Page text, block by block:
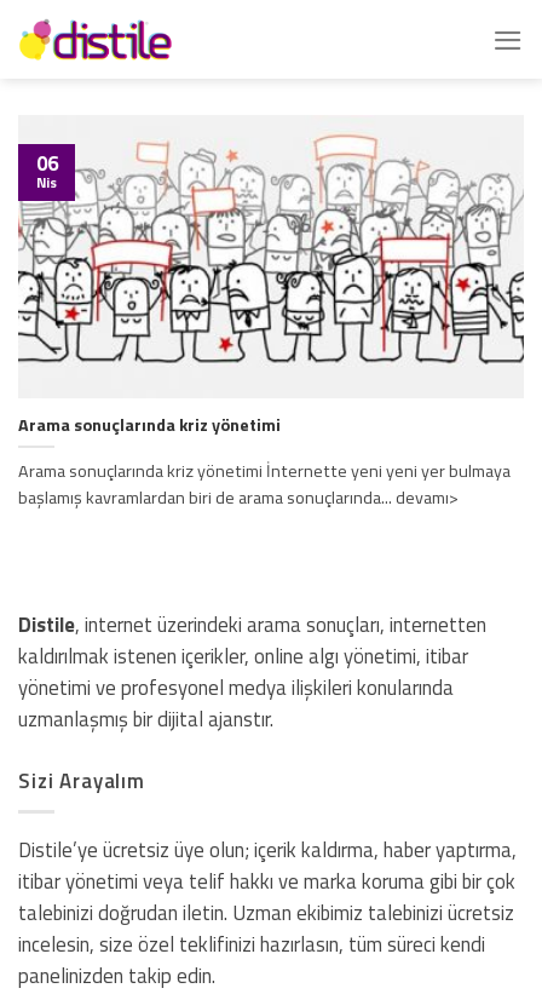
İçeriğe
atla
Arama sonuçlarında kriz yönetimi
Arama sonuçlarında kriz yönetimi İnternette yeni yeni yer bulmaya
başlamış kavramlardan biri de arama sonuçlarında... devamı>
06
Nis
Distile, internet üzerindeki arama sonuçları, internetten
kaldırılmak istenen içerikler, online algı yönetimi, itibar
yönetimi ve profesyonel medya ilişkileri konularında
uzmanlaşmış bir dijital ajanstır.
Sizi Arayalım
Distile’ye ücretsiz üye olun; içerik kaldırma, haber yaptırma,
itibar yönetimi veya telif hakkı ve marka koruma gibi bir çok
talebinizi doğrudan iletin. Uzman ekibimiz talebinizi ücretsiz
incelesin, size özel teklifinizi hazırlasın, tüm süreci kendi
panelinizden takip edin.